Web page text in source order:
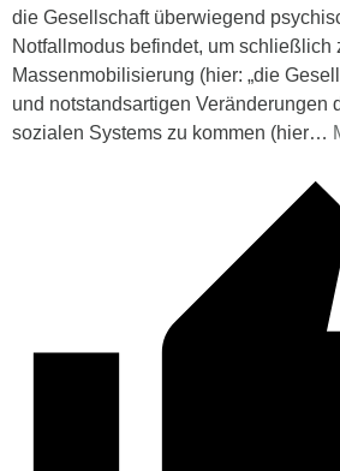
die Gesellschaft überwiegend
Notfallmodus befindet, um schließlich
Massenmobilisierung (hier: „die
und notstandsartigen Veränderungen
sozialen Systems zu kommen (hier…